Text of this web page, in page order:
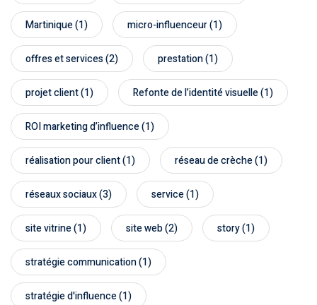
Martinique(1) micro-influenceur(1)
offres et services(2) prestation(1)
projet client(1) Refonte de l’identité visuelle(1)
ROI marketing d’influence(1)
réalisation pour client(1) réseau de crèche(1)
réseaux sociaux(3) service(1)
site vitrine(1) site web(2) story(1)
stratégie communication(1)
stratégie d'influence(1)